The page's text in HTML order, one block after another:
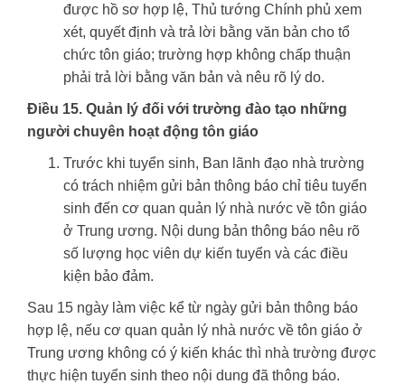
được hồ sơ hợp lệ, Thủ tướng Chính phủ xem
xét, quyết định và trả lời bằng văn bản cho tổ
chức tôn giáo; trường hợp không chấp thuận
phải trả lời bằng văn bản và nêu rõ lý do.
Điều 15. Quản lý đối với trường đào tạo những
người chuyên hoạt động tôn giáo
Trước khi tuyển sinh, Ban lãnh đạo nhà trường
có trách nhiệm gửi bản thông báo chỉ tiêu tuyển
sinh đến cơ quan quản lý nhà nước về tôn giáo
ở Trung ương. Nội dung bản thông báo nêu rõ
số lượng học viên dự kiến tuyển và các điều
kiện bảo đảm.
Sau 15 ngày làm việc kể từ ngày gửi bản thông báo
hợp lệ, nếu cơ quan quản lý nhà nước về tôn giáo ở
Trung ương không có ý kiến khác thì nhà trường được
thực hiện tuyển sinh theo nội dung đã thông báo.